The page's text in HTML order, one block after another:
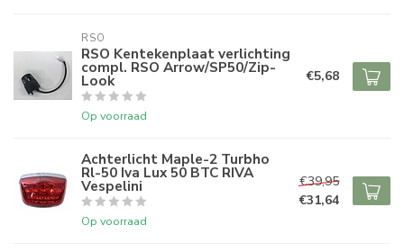
RSO
RSO Kentekenplaat verlichting
compl. RSO Arrow/SP50/Zip-
Look
Op voorraad
€5,68
Achterlicht Maple-2 Turbho
Rl-50 Iva Lux 50 BTC RIVA
Vespelini
Op voorraad
€39,95
€31,64